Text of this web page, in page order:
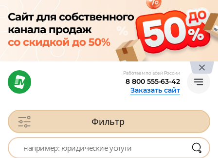
Работаем по всей России
8 800 555-63-42
Заказать сайт
Фильтр